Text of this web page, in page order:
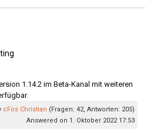
1.14.2 im Beta-Kanal mit weiteren
cFos Christian (Fragen: 42, Antworten: 205)
Answered on 1. Oktober 2022 17:53